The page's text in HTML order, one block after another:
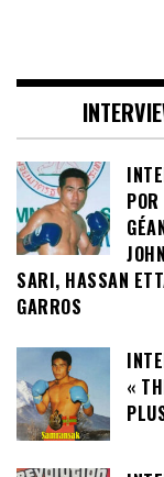
SARI, HASSAN
GARROS
«